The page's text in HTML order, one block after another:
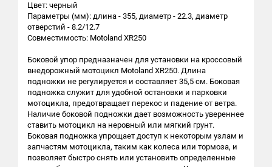
Цвет: черный
Параметры (мм): длина - 355, диаметр - 22.3, диаметр
отверстий - 8.2/12.7
Совместимость: Motoland XR250
Боковой упор предназначен для установки на кроссовый
внедорожный мотоцикл Motoland XR250. Длина
подножки не регулируется и составляет 35,5 см. Боковая
подножка служит для удобной остановки и парковки
мотоцикла, предотвращает перекос и падение от ветра.
Наличие боковой подножки дает возможность увереннее
ставить мотоцикл на неровный или мягкий грунт.
Боковая подножка упрощает доступ к некоторым узлам и
запчастям мотоцикла, таким как колеса или тормоза, и
позволяет быстро снять или установить определенные